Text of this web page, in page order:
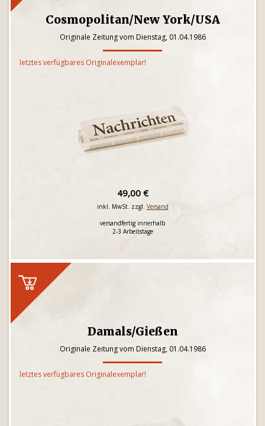
Cosmopolitan/New York/USA
Originale Zeitung vom Dienstag, 01.04.1986
letztes verfügbares Originalexemplar!
49,00 €
inkl. MwSt. zzgl. Versand
versandfertig innerhalb
2-3 Arbeitstage
Damals/Gießen
Originale Zeitung vom Dienstag, 01.04.1986
letztes verfügbares Originalexemplar!